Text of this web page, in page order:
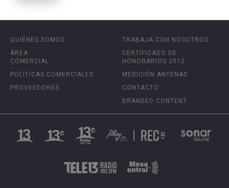
QUIÉNES SOMOS
ÁREA
COMERCIAL
POLÍTICAS COMERCIALES
PROVEEDORES
TRABAJA CON NOSOTROS
CERTIFICADO DE
HONORARIOS 2012
MEDICIÓN ANTENAS
CONTACTO
BRANDED CONTENT